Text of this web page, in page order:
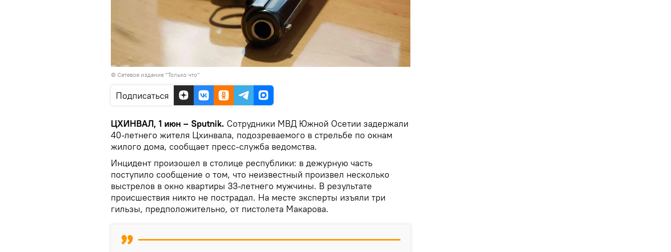
© Сетевое издание "Только что"
Подписаться
ЦХИНВАЛ, 1 июн – Sputnik. Сотрудники МВД Южной Осетии задержали
40-летнего жителя Цхинвала, подозреваемого в стрельбе по окнам
жилого дома, сообщает пресс-служба ведомства.
Инцидент произошел в столице республики: в дежурную часть
поступило сообщение о том, что неизвестный произвел несколько
выстрелов в окно квартиры 33-летнего мужчины. В результате
происшествия никто не пострадал. На месте эксперты изъяли три
гильзы, предположительно, от пистолета Макарова.